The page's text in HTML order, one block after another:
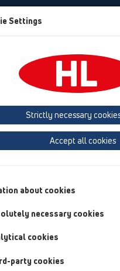
Panoramica del Prodotto
del Prodotto
antiriflusso
HL01031D
16 valvola antiriflusso /
Guarnizione per valvola a
Settings
Strictly necessary
Accept all cookies
about cookies
necessary cookies
cookies
party cookies